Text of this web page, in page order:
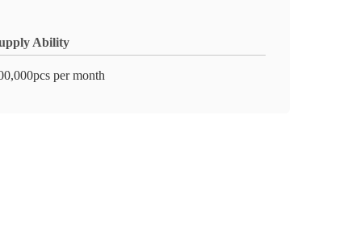
Ability
per month